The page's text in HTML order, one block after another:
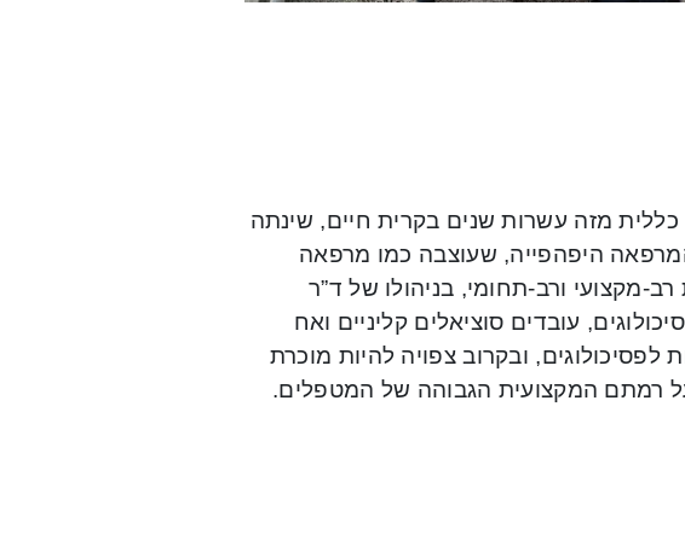
מזה עשרות שנים בקרית חיים, שינתה
היפהפייה, שעוצבה כמו מרפאה
רב-מקצועי ורב-תחומי, בניהולו של ד”ר
עובדים סוציאלים קליניים ואח
ובקרוב צפויה להיות מוכרת
רמתם המקצועית הגבוהה של המטפלים.